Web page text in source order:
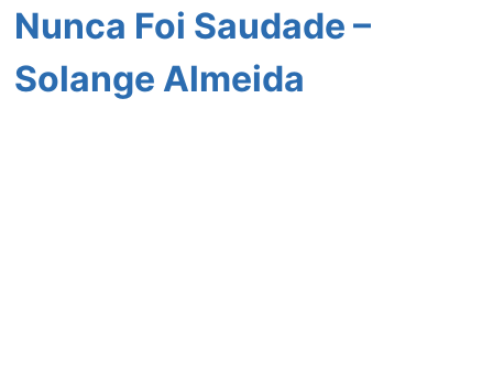
Nunca Foi Saudade –
Solange Almeida